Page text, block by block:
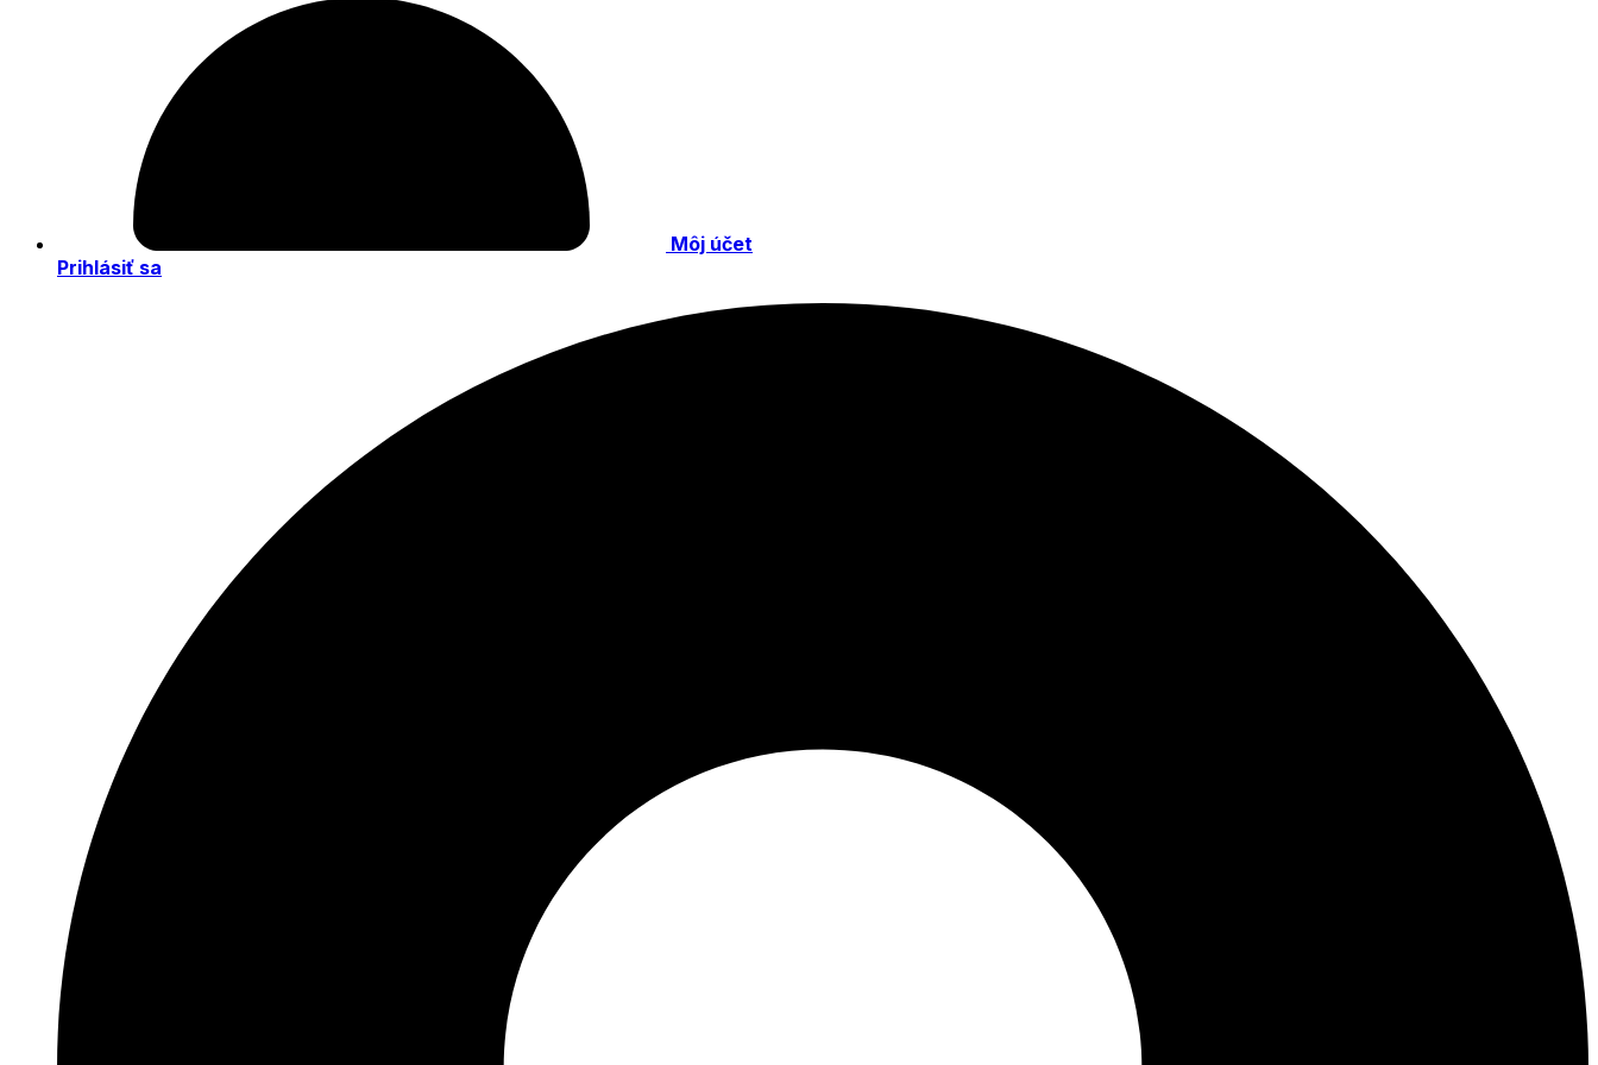
Môj účet
Prihlásiť sa